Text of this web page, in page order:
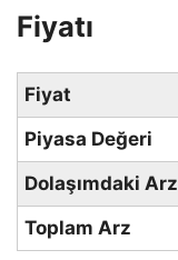
Fiyatı
Fiyat
Piyasa Değeri
Dolaşımdaki Arz
Toplam Arz